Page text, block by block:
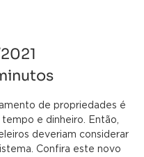
de propriedades é
e dinheiro. Então,
deveriam considerar
Confira este novo